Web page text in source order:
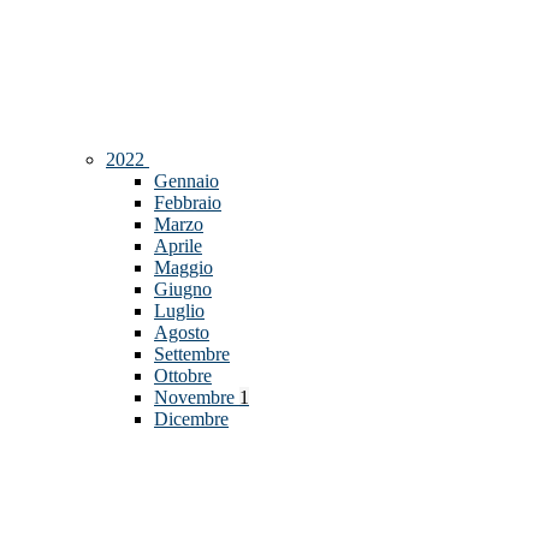
2022
Gennaio
Febbraio
Marzo
Aprile
Maggio
Giugno
Luglio
Agosto
Settembre
Ottobre
Novembre 1
Dicembre